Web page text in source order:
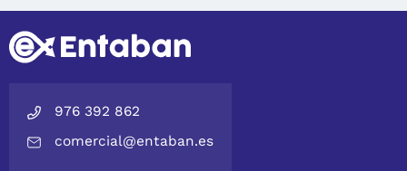
976 392 862
comercial@entaban.es